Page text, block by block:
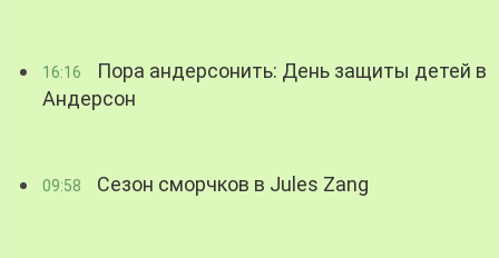
16:16
Пора андерсонить: День защиты детей в
Андерсон
09:58 Сезон сморчков в Jules Zang